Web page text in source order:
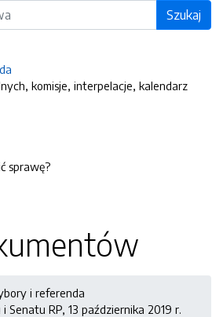
Szukaj
komisje, interpelacje, kalendarz
sprawę?
i referenda
Senatu RP, 13 października 2019 r.